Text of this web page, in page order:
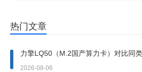
热门文章
力擎LQ50（M.2国产算力卡）对比同
势
2026-08-06